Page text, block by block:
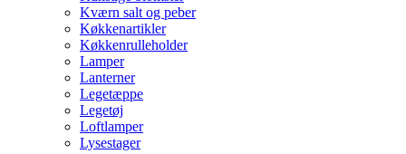
Kværn salt og peber
Køkkenartikler
Køkkenrulleholder
Lamper
Lanterner
Legetæppe
Legetøj
Loftlamper
Lysestager